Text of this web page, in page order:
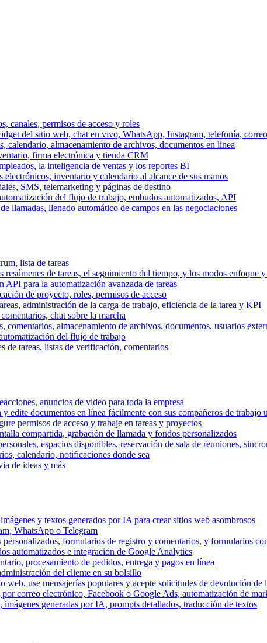
canales, permisos de acceso y roles
del sitio web, chat en vivo, WhatsApp, Instagram, telefonía,
calendario, almacenamiento de archivos, documentos en línea
firma electrónica y tienda CRM
la inteligencia de ventas y los reportes BI
inventario y calendario al alcance de sus manos
SMS, telemarketing y páginas de destino
del flujo de trabajo, embudos automatizados, API
llamadas, llenado automático de campos en las negociaciones
lista de tareas
de tareas, el seguimiento del tiempo, y los modos enfoque
API para la automatización avanzada de tareas
de proyecto, roles, permisos de acceso
administración de la carga de trabajo, eficiencia de la tarea y KPI
chat sobre la marcha
comentarios, almacenamiento de archivos, documentos, usuarios
del flujo de trabajo
de tareas, listas de verificación, comentarios
anuncios de video para toda la empresa
edite documentos en línea fácilmente con sus compañeros de trabajo
permisos de acceso y trabaje en tareas y proyectos
compartida, grabación de llamada y fondos personalizados
espacios disponibles, reservación de sala de reuniones,
calendario, notificaciones donde sea
de ideas y más
y textos generados por IA para crear sitios web asombrosos
WhatsApp o Telegram
formularios de registro y comentarios, y formularios
automatizados e integración de Google Analytics
procesamiento de pedidos, entrega y pagos en línea
del cliente en su bolsillo
use mensajerías populares y acepte solicitudes de devolución de
correo electrónico, Facebook o Google Ads, automatización de
generadas por IA, prompts detallados, traducción de textos